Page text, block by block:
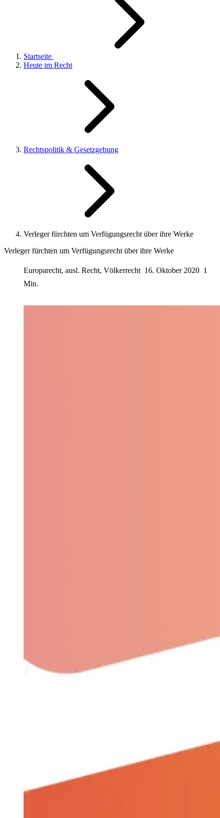
Startseite
Heute im Recht
Rechtspolitik & Gesetzgebung
Verleger fürchten um Verfügungsrecht über ihre Werke
Verleger fürchten um Verfügungsrecht über ihre Werke
Europarecht, ausl. Recht, Völkerrecht 16. Oktober 2020 1
Min.